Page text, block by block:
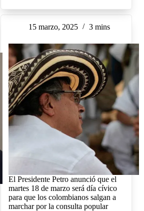
15 marzo, 2025 3 mins
El Presidente Petro anunció que el
martes 18 de marzo será día cívico
para que los colombianos salgan a
marchar por la consulta popular